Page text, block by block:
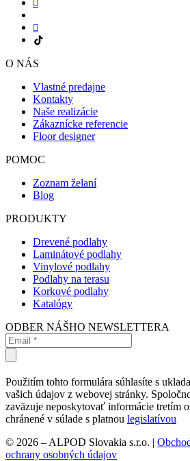
O NÁS
Vlastné predajne
Kontakty
Naše realizácie
Zákaznícke referencie
Floor designer
POMOC
Zoznam želaní
Blog
PRODUKTY
Drevené podlahy
Laminátové podlahy
Vinylové podlahy
Podlahy na terasu
Korkové podlahy
Katalógy
ODBER NÁŠHO NEWSLETTERA
Použitím tohto formulára súhlasíte s
vašich údajov z webovej stránky.
zaväzuje neposkytovať informácie tretím
chránené v súlade s platnou legislatívou
© 2026 – ALPOD Slovakia s.r.o. |
ochrany osobných údajov